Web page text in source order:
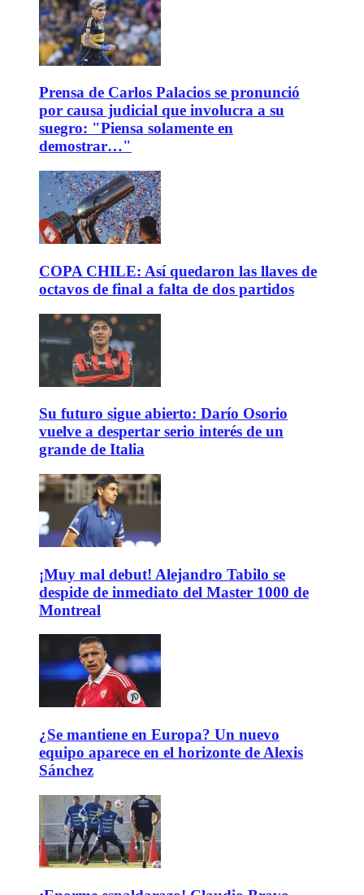
Prensa de Carlos Palacios se pronunció
por causa judicial que involucra a su
suegro: "Piensa solamente en
demostrar…"
COPA CHILE: Así quedaron las llaves de
octavos de final a falta de dos partidos
Su futuro sigue abierto: Darío Osorio
vuelve a despertar serio interés de un
grande de Italia
¡Muy mal debut! Alejandro Tabilo se
despide de inmediato del Master 1000 de
Montreal
¿Se mantiene en Europa? Un nuevo
equipo aparece en el horizonte de Alexis
Sánchez